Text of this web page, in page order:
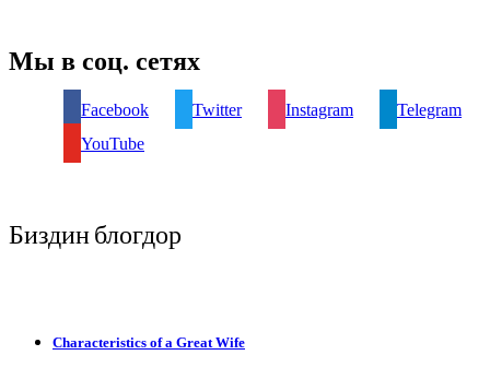
Мы в соц. сетях
Facebook Twitter Instagram
Telegram
YouTube
Биздин блогдор
Characteristics of a Great Wife